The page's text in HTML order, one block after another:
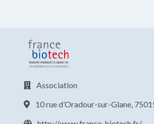
Association
10 rue d’Oradour-sur-Glane,